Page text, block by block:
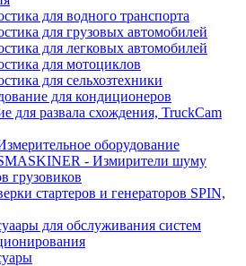
для водного транспорта
для грузовых автомобилей
для легковых автомобилей
для мотоциклов
для сельхозтехники
для кондиционеров
для развала схождения, TruckCam
оборудование
- Измирители шуму
грузовиков
стартеров и генераторов SPIN,
для обслуживания систем